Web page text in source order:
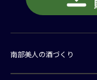
南部美人の酒づくり